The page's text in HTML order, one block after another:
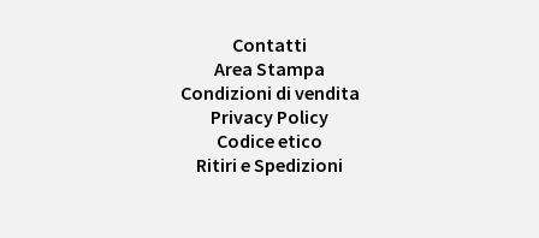
Contatti
Area Stampa
Condizioni di vendita
Privacy Policy
Codice etico
Ritiri e Spedizioni